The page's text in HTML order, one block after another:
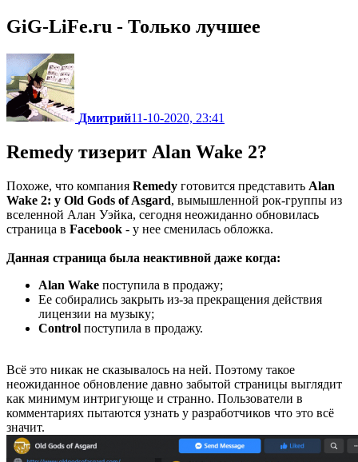
GiG-LiFe.ru - Только лучшее
Дмитрий11-10-2020, 23:41
Remedy тизерит Alan Wake 2?
Похоже, что компания Remedy готовится представить Alan
Wake 2: у Old Gods of Asgard, вымышленной рок-группы из
вселенной Алан Уэйка, сегодня неожиданно обновилась
страница в Facebook - у нее сменилась обложка.
Данная страница была неактивной даже когда:
Alan Wake поступила в продажу;
Ее собирались закрыть из-за прекращения действия
лицензии на музыку;
Control поступила в продажу.
Всё это никак не сказывалось на ней. Поэтому такое
неожиданное обновление давно забытой страницы выглядит
как минимум интригующе и странно. Пользователи в
комментариях пытаются узнать у разработчиков что это всё
значит.